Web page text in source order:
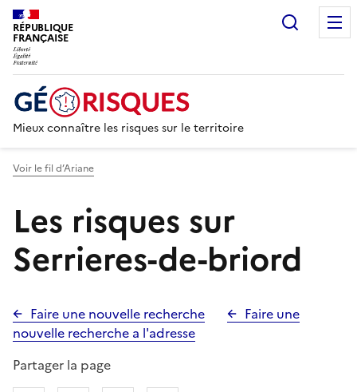
RÉPUBLIQUE
FRANÇAISE
Mieux connaître les risques sur le territoire
Voir le fil d’Ariane
Les risques sur
Serrieres-de-briord
Faire une nouvelle recherche
Faire une
nouvelle recherche a l'adresse
Partager la page